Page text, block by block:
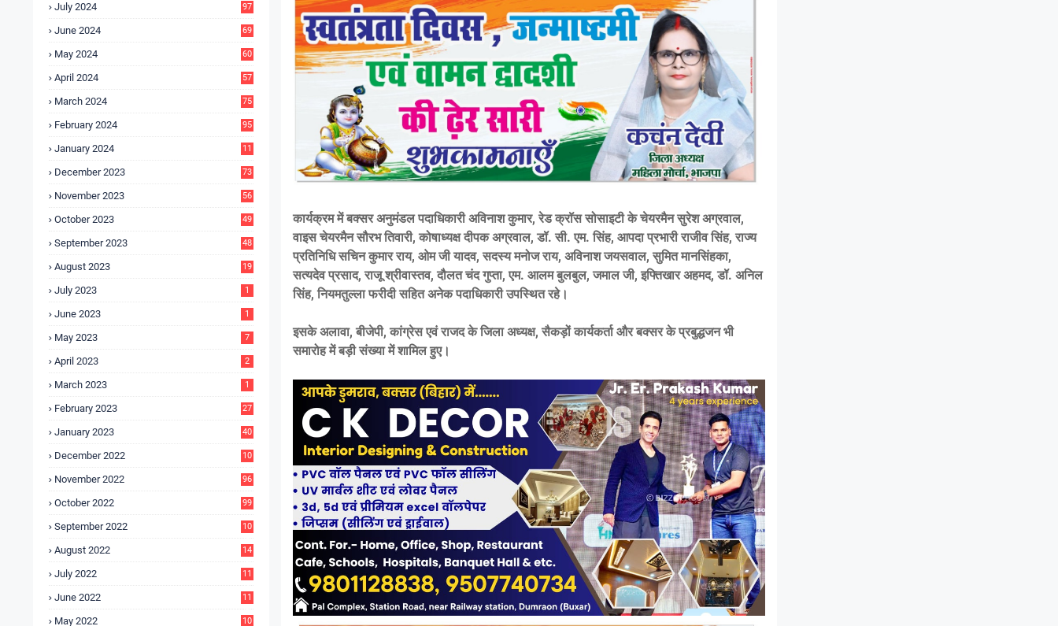
July 2024 97
June 2024 69
May 2024 60
April 2024 57
March 2024 75
February 2024 95
January 2024
11
December 2023 73
November 2023 56
October 2023 49
September 2023 48
August 2023 19
July 2023 1
June 2023 1
May 2023 7
April 2023 2
March 2023 1
February 2023 27
January 2023 40
December 2022
10
November 2022 96
October 2022 99
September 2022
10
August 2022
14
July 2022
11
June 2022
11
May 2022
10
कार्यक्रम में बक्सर अनुमंडल पदाधिकारी अविनाश कुमार, रेड क्रॉस सोसाइटी के चेयरमैन सुरेश अग्रवाल,
वाइस चेयरमैन सौरभ तिवारी, कोषाध्यक्ष दीपक अग्रवाल, डॉ. सी. एम. सिंह, आपदा प्रभारी राजीव सिंह, राज्य
प्रतिनिधि सचिन कुमार राय, ओम जी यादव, सदस्य मनोज राय, अविनाश जयसवाल, सुमित मानसिंहका,
सत्यदेव प्रसाद, राजू श्रीवास्तव, दौलत चंद गुप्ता, एम. आलम बुलबुल, जमाल जी, इफ्तिखार अहमद, डॉ. अनिल
सिंह, नियमतुल्ला फरीदी सहित अनेक पदाधिकारी उपस्थित रहे।
इसके अलावा, बीजेपी, कांग्रेस एवं राजद के जिला अध्यक्ष, सैकड़ों कार्यकर्ता और बक्सर के प्रबुद्धजन भी
समारोह में बड़ी संख्या में शामिल हुए।